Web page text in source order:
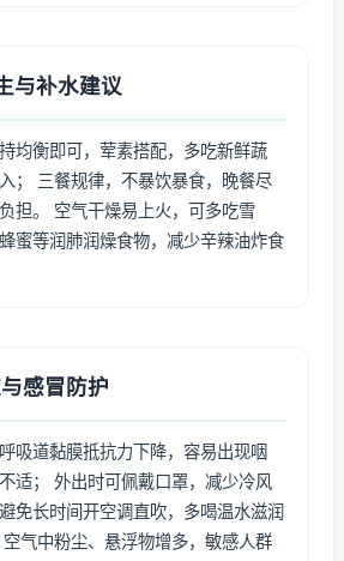
与补水建议
均衡即可，荤素搭配，多吃新鲜蔬
； 三餐规律，不暴饮暴食，晚餐尽
担。 空气干燥易上火，可多吃雪
蜜等润肺润燥食物，减少辛辣油炸食
感冒防护
吸道黏膜抵抗力下降，容易出现咽
适； 外出时可佩戴口罩，减少冷风
免长时间开空调直吹，多喝温水滋润
气中粉尘、悬浮物增多，敏感人群